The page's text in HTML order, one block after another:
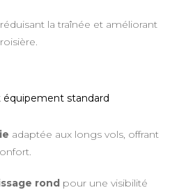
réduisant la traînée et améliorant
équipement standard
adaptée aux longs vols, offrant
rond pour une visibilité